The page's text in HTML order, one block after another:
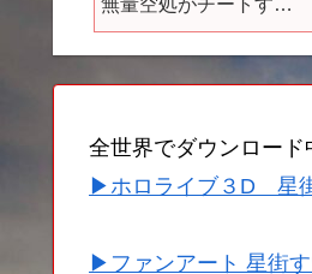
無量空処がチートすぎ
全世界でダウンロード
▶ホロライブ３D 星
▶ファンアート 星街